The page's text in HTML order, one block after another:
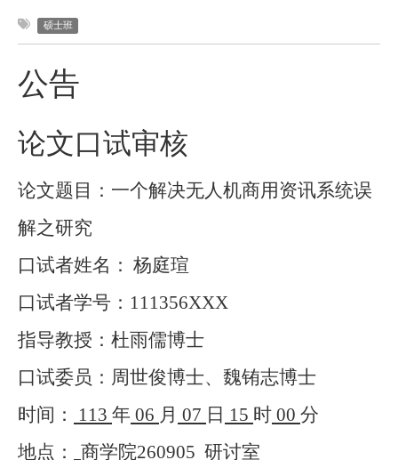
硕士班
公告
论文口试审核
论文题目：一个解决无人机商用资讯系统误
解之研究
口试者姓名： 杨庭瑄
口试者学号： 111356XXX
指导教授：杜雨儒博士
口试委员：周世俊博士、魏铕志博士
时间：
113 年 06 月 07 日 15 时 00 分
地点：
商学院260905 研讨室